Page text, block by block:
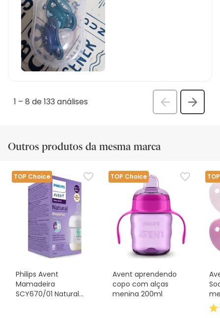
1 – 8 de 133 análises
Anterior
Outros produtos da mesma marca
TOP Choice
Philips Avent
Mamadeira
SCY670/01 Natural
TOP Choice
Avent aprendendo
copo com alças
menina 200ml